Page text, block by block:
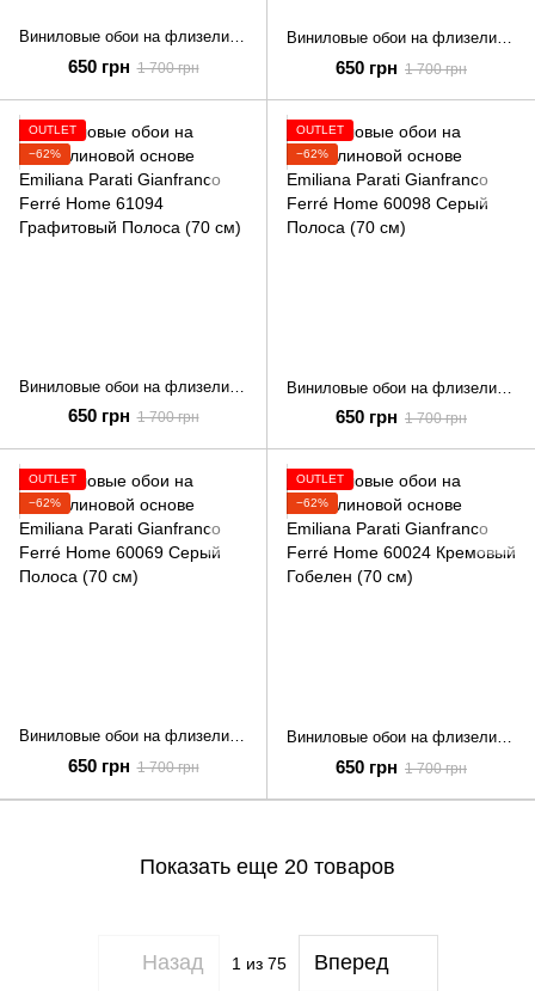
650 грн 1 700 грн 650 грн 1 700 грн
OUTLET
−62%
650 грн 1 700 грн
OUTLET
−62%
650 грн 1 700 грн
OUTLET
−62%
Виниловые обои на флизелиновой основе Emiliana Parati Gianfranco Ferré Home 60069 Серый Полоса (70 см)
650 грн 1 700 грн
OUTLET
−62%
Виниловые обои на флизелиновой основе Emiliana Parati Gianfranco Ferré Home 60024 Кремовый Гобелен (70 см)
650 грн 1 700 грн
Показать еще 20 товаров
Назад 1 из 75 Вперед